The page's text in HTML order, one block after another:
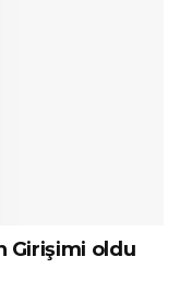
Girişimi oldu